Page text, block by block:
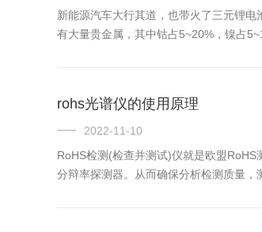
新能源汽车大行其道，也带火了三元锂
有大量贵金属，其中钴占5~20%，镍占
rohs光谱仪的使用原理
2022-11-10
RoHS检测(检查并测试)仪就是欧盟
分辩率探测器。从而确保分析检测质量